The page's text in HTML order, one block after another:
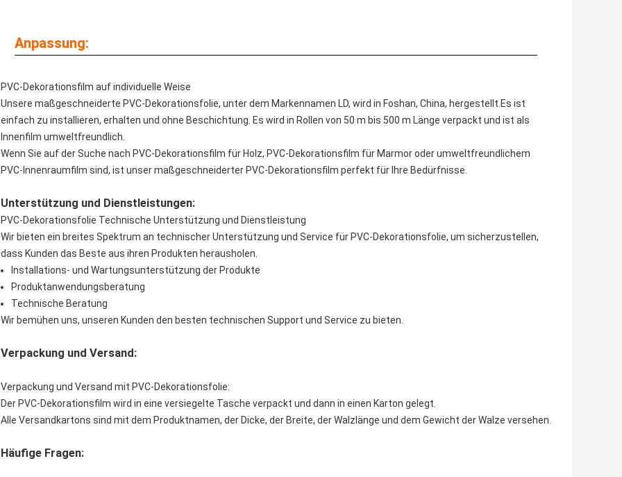
Anpassung:
PVC-Dekorationsfilm auf individuelle Weise
Unsere maßgeschneiderte PVC-Dekorationsfolie, unter dem Markennamen LD, wird in Foshan, China, hergestellt.Es ist
einfach zu installieren, erhalten und ohne Beschichtung. Es wird in Rollen von 50 m bis 500 m Länge verpackt und ist als
Innenfilm umweltfreundlich.
Wenn Sie auf der Suche nach PVC-Dekorationsfilm für Holz, PVC-Dekorationsfilm für Marmor oder umweltfreundlichem
PVC-Innenraumfilm sind, ist unser maßgeschneiderter PVC-Dekorationsfilm perfekt für Ihre Bedürfnisse.
Unterstützung und Dienstleistungen:
PVC-Dekorationsfolie Technische Unterstützung und Dienstleistung
Wir bieten ein breites Spektrum an technischer Unterstützung und Service für PVC-Dekorationsfolie, um sicherzustellen,
dass Kunden das Beste aus ihren Produkten herausholen.
Installations- und Wartungsunterstützung der Produkte
Produktanwendungsberatung
Technische Beratung
Wir bemühen uns, unseren Kunden den besten technischen Support und Service zu bieten.
Verpackung und Versand:
Verpackung und Versand mit PVC-Dekorationsfolie:
Der PVC-Dekorationsfilm wird in eine versiegelte Tasche verpackt und dann in einen Karton gelegt.
Alle Versandkartons sind mit dem Produktnamen, der Dicke, der Breite, der Walzlänge und dem Gewicht der Walze versehen.
Häufige Fragen: